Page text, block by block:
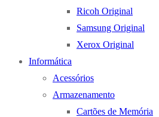
Ricoh Original
Samsung Original
Xerox Original
Informática
Acessórios
Armazenamento
Cartões de Memória